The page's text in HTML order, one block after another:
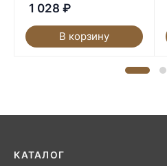
1 028 ₽
В корзину
КАТАЛОГ